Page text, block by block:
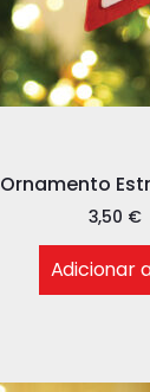
Ornamento
3,50 €
Adicionar